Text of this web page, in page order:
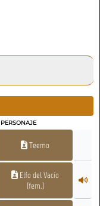
PERSONAJE
Teemo
Elfo del Vacío
(fem.)